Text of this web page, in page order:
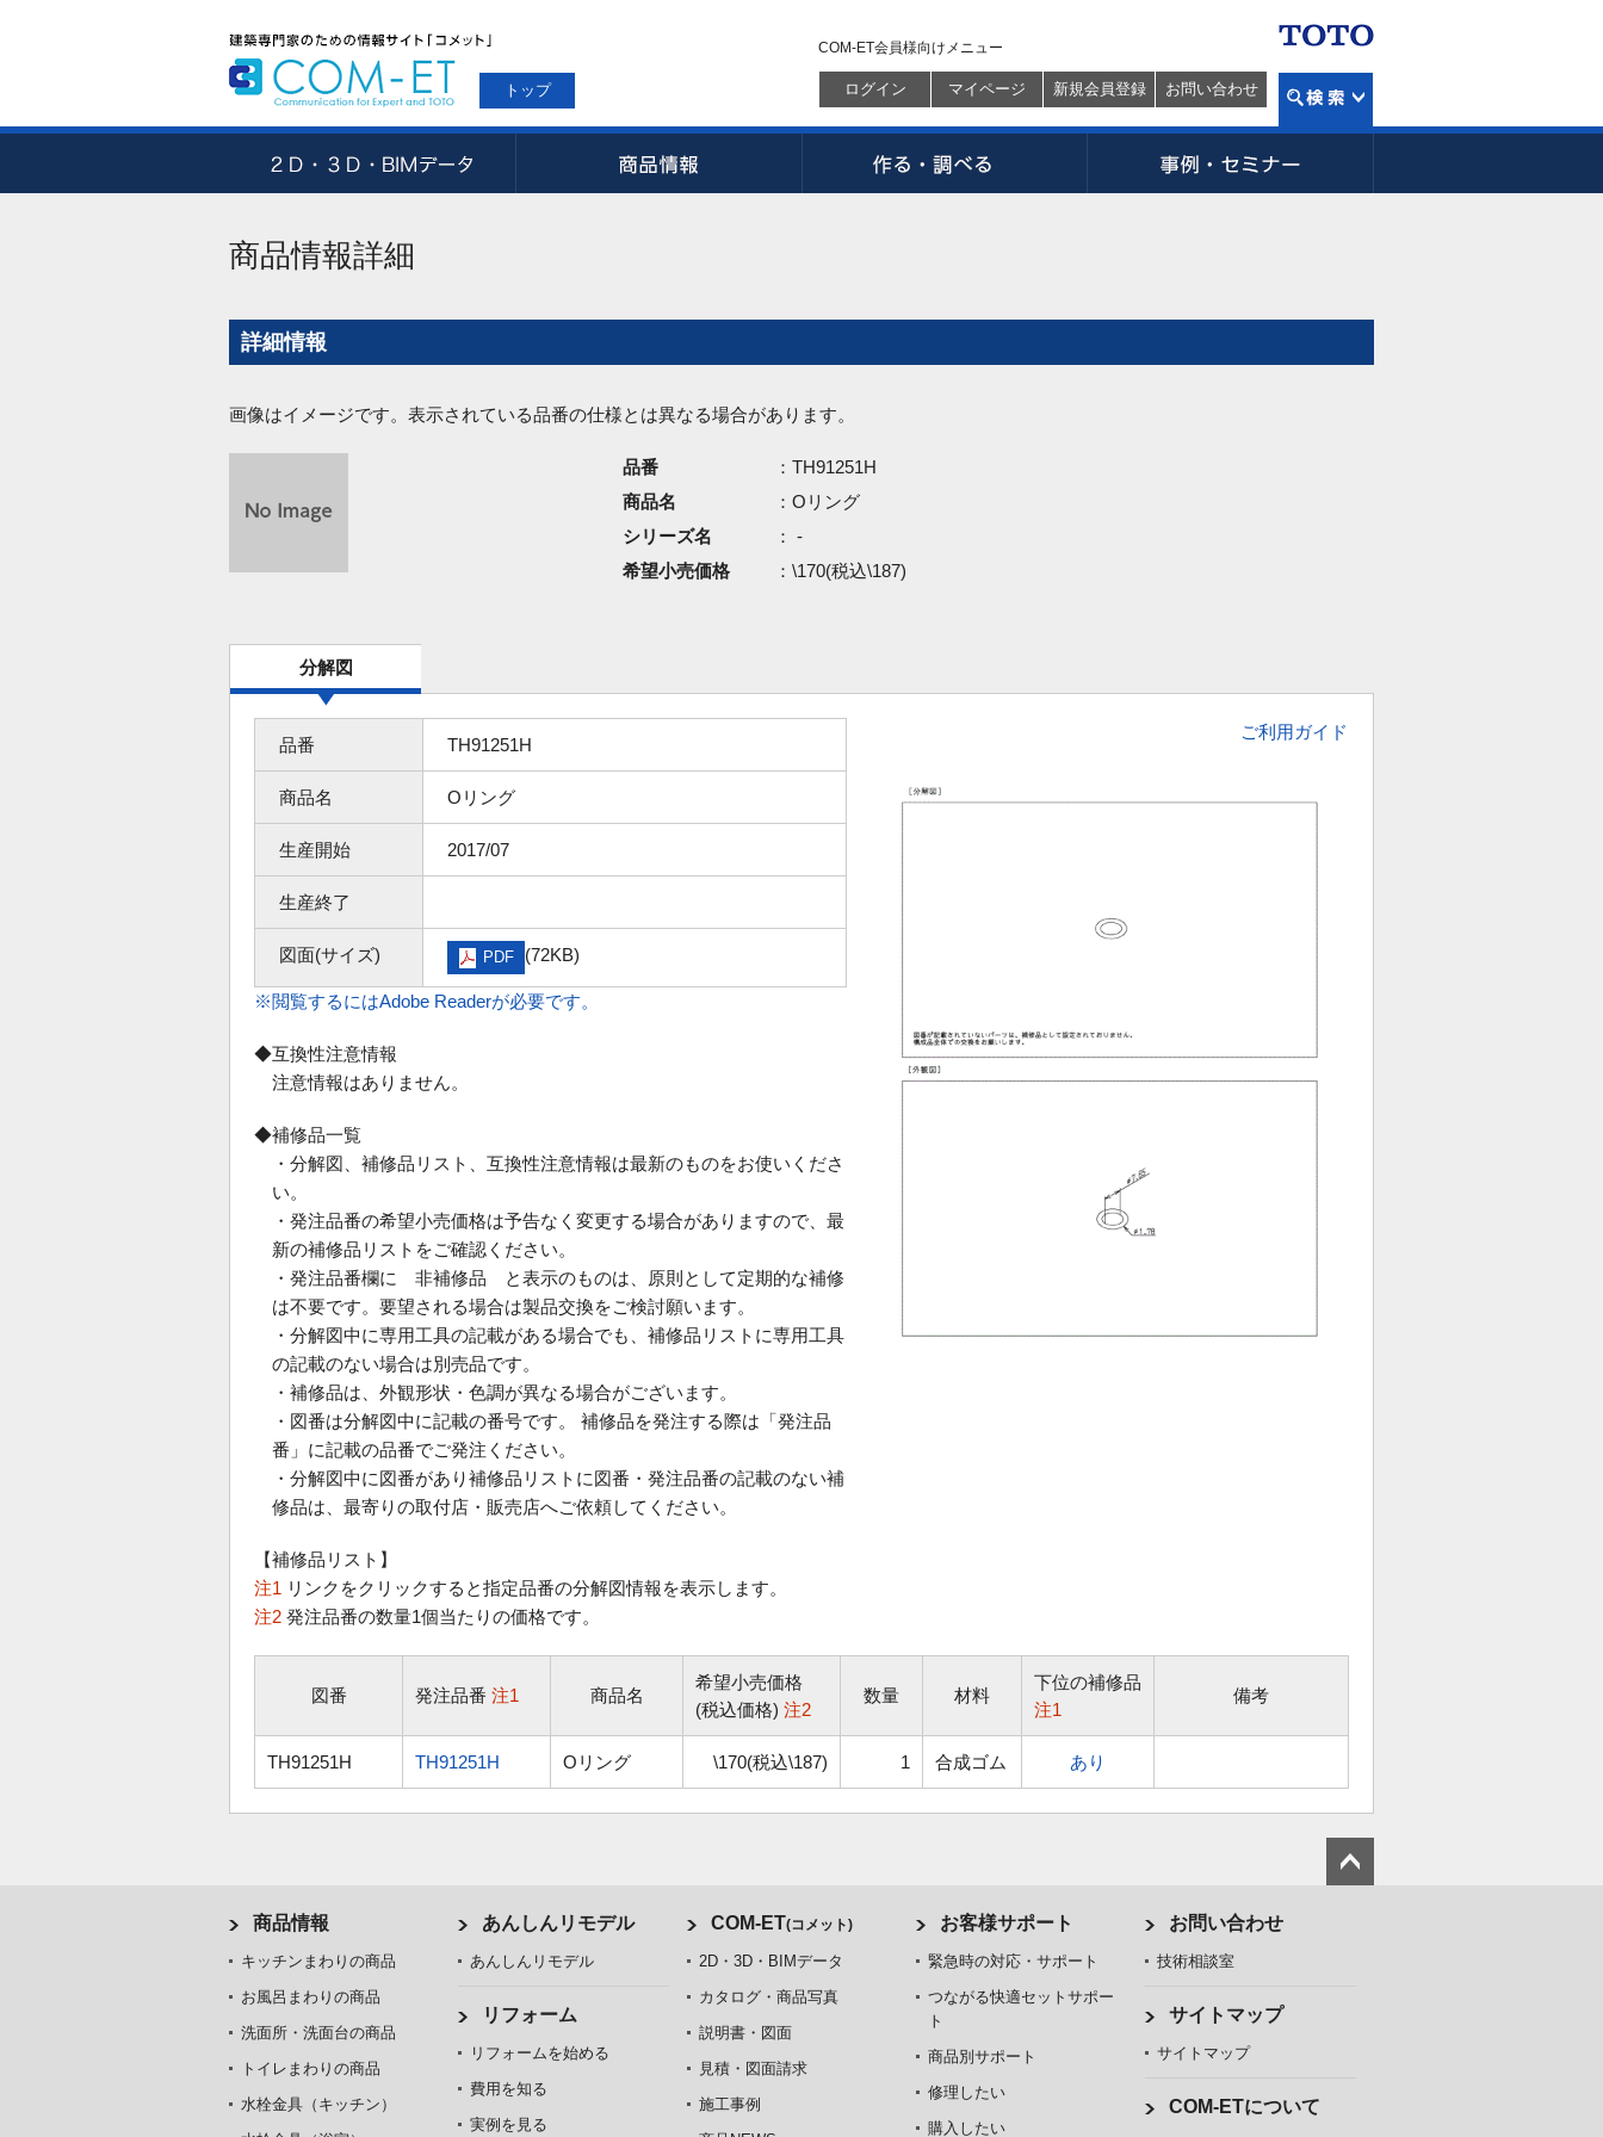
トップ
COM-ET会員様向けメニュー
ログイン マイページ 新規会員登録 お問い合わせ
商品情報詳細
詳細情報
画像はイメージです。表示されている品番の仕様とは異なる場合があります。
品番
：TH91251H
商品名
：Oリング
シリーズ名
： -
希望小売価格
：\170(税込\187)
分解図
品番 TH91251H
商品名 Oリング
生産開始 2017/07
生産終了
図面(サイズ) PDF (72KB)
※閲覧するにはAdobe Readerが必要です。
◆互換性注意情報
注意情報はありません。
◆補修品一覧
・分解図、補修品リスト、互換性注意情報は最新のものをお使いくださ
い。
・発注品番の希望小売価格は予告なく変更する場合がありますので、最
新の補修品リストをご確認ください。
・発注品番欄に 非補修品 と表示のものは、原則として定期的な補修
は不要です。要望される場合は製品交換をご検討願います。
・分解図中に専用工具の記載がある場合でも、補修品リストに専用工具
の記載のない場合は別売品です。
・補修品は、外観形状・色調が異なる場合がございます。
・図番は分解図中に記載の番号です。 補修品を発注する際は「発注品
番」に記載の品番でご発注ください。
・分解図中に図番があり補修品リストに図番・発注品番の記載のない補
修品は、最寄りの取付店・販売店へご依頼してください。
ご利用ガイド
【補修品リスト】
注1 リンクをクリックすると指定品番の分解図情報を表示します。
注2 発注品番の数量1個当たりの価格です。
図番 発注品番 注1 商品名
希望小売価格
(税込価格) 注2
数量 材料
下位の補修品
注1
備考
TH91251H TH91251H Oリング \170(税込\187) 1 合成ゴム あり
商品情報
キッチンまわりの商品
お風呂まわりの商品
洗面所・洗面台の商品
トイレまわりの商品
水栓金具（キッチン）
あんしんリモデル
あんしんリモデル
リフォーム
リフォームを始める
費用を知る
実例を見る
COM-ET(コメット)
2D・3D・BIMデータ
カタログ・商品写真
説明書・図面
見積・図面請求
施工事例
お客様サポート
緊急時の対応・サポート
つながる快適セットサポー
ト
商品別サポート
修理したい
購入したい
お問い合わせ
技術相談室
サイトマップ
サイトマップ
COM-ETについて